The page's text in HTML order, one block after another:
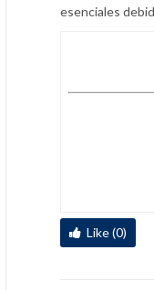
esenciales
Like (0)